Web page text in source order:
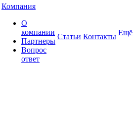
Компания
О
компании
Партнеры
Вопрос
ответ
Cтатьи Контакты Ещё